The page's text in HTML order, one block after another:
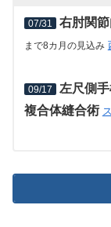
07/31 右肘関
まで8カ月の見込み
09/17
左尺側
複合体縫合術